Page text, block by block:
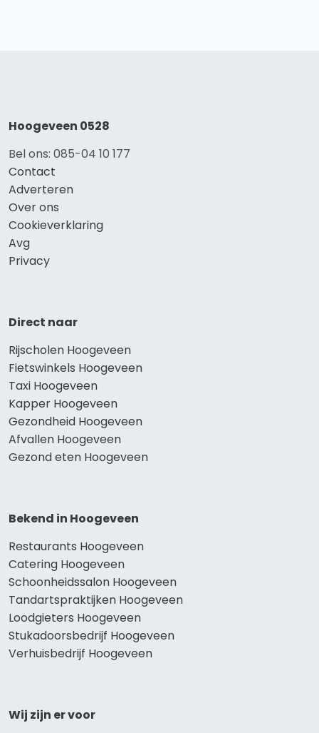
Hoogeveen 0528
Bel ons: 085-04 10 177
Contact
Adverteren
Over ons
Cookieverklaring
Avg
Privacy
Direct naar
Rijscholen Hoogeveen
Fietswinkels Hoogeveen
Taxi Hoogeveen
Kapper Hoogeveen
Gezondheid Hoogeveen
Afvallen Hoogeveen
Gezond eten Hoogeveen
Bekend in Hoogeveen
Restaurants Hoogeveen
Catering Hoogeveen
Schoonheidssalon Hoogeveen
Tandartspraktijken Hoogeveen
Loodgieters Hoogeveen
Stukadoorsbedrijf Hoogeveen
Verhuisbedrijf Hoogeveen
Wij zijn er voor